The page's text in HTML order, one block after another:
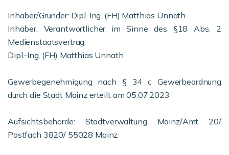
Inhaber/Gründer: Dipl. Ing. (FH) Matthias Unnath
Inhaber, Verantwortlicher im Sinne des §18 Abs. 2
Medienstaatsvertrag:
Dipl.-Ing. (FH) Matthias Unnath
Gewerbegenehmigung nach § 34 c Gewerbeordnung
durch die Stadt Mainz erteilt am 05.07.2023
Aufsichtsbehörde: Stadtverwaltung Mainz/Amt 20/
Postfach 3820/ 55028 Mainz